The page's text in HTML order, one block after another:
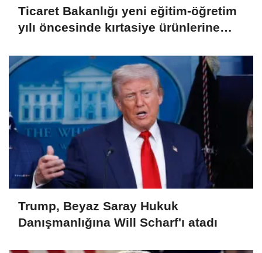
Ticaret Bakanlığı yeni eğitim-öğretim
yılı öncesinde kırtasiye ürünlerine
Trump, Beyaz Saray Hukuk
Danışmanlığına Will Scharf'ı atadı